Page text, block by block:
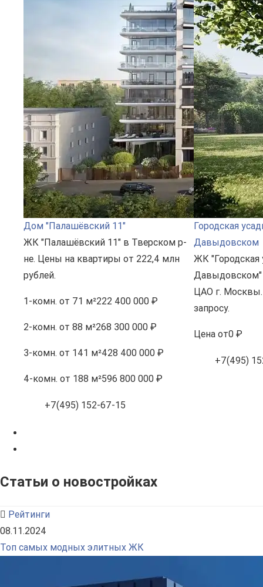
Дом "Палашёвский 11"
ЖК "Палашёвский 11" в Тверском р-
не. Цены на квартиры от 222,4 млн
рублей.
1-комн. от 71 м²222 400 000 ₽
2-комн. от 88 м²268 300 000 ₽
3-комн. от 141 м²428 400 000 ₽
4-комн. от 188 м²596 800 000 ₽
+7(495) 152-67-15
Городская
Давыдовском
ЖК "Городская
Давыдовском"
ЦАО г. Москвы.
запросу.
Цена от0 ₽
+7(495)
Статьи о новостройках
Рейтинги
08.11.2024
Топ самых модных элитных ЖК